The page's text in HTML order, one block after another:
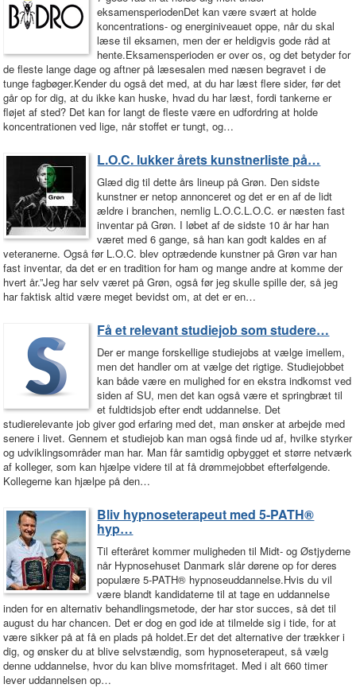
eksamensperiodenDet kan være svært at holde
koncentrations- og energiniveauet oppe, når du skal
læse til eksamen, men der er heldigvis gode råd at
hente.Eksamensperioden er over os, og det betyder for
de fleste lange dage og aftner på læsesalen med næsen begravet i de
tunge fagbøger.Kender du også det med, at du har læst flere sider, før det
går op for dig, at du ikke kan huske, hvad du har læst, fordi tankerne er
fløjet af sted? Det kan for langt de fleste være en udfordring at holde
koncentrationen ved lige, når stoffet er tungt, og…
L.O.C. lukker årets kunstnerliste på…
Glæd dig til dette års lineup på Grøn. Den sidste
kunstner er netop annonceret og det er en af de lidt
ældre i branchen, nemlig L.O.C.L.O.C. er næsten fast
inventar på Grøn. I løbet af de sidste 10 år har han
været med 6 gange, så han kan godt kaldes en af
veteranerne. Også før L.O.C. blev optrædende kunstner på Grøn var han
fast inventar, da det er en tradition for ham og mange andre at komme der
hvert år.”Jeg har selv været på Grøn, også før jeg skulle spille der, så jeg
har faktisk altid være meget bevidst om, at det er en…
Få et relevant studiejob som studere…
Der er mange forskellige studiejobs at vælge imellem,
men det handler om at vælge det rigtige. Studiejobbet
kan både være en mulighed for en ekstra indkomst ved
siden af SU, men det kan også være et springbræt til
et fuldtidsjob efter endt uddannelse. Det
studierelevante job giver god erfaring med det, man ønsker at arbejde med
senere i livet. Gennem et studiejob kan man også finde ud af, hvilke styrker
og udviklingsområder man har. Man får samtidig opbygget et større netværk
af kolleger, som kan hjælpe videre til at få drømmejobbet efterfølgende.
Kollegerne kan hjælpe på den…
Bliv hypnoseterapeut med 5-PATH®
hyp…
Til efteråret kommer muligheden til Midt- og Østjyderne
når Hypnosehuset Danmark slår dørene op for deres
populære 5-PATH® hypnoseuddannelse.Hvis du vil
være blandt kandidaterne til at tage en uddannelse
inden for en alternativ behandlingsmetode, der har stor succes, så det til
august du har chancen. Det er dog en god ide at tilmelde sig i tide, for at
være sikker på at få en plads på holdet.Er det det alternative der trækker i
dig, og ønsker du at blive selvstændig, som hypnoseterapeut, så vælg
denne uddannelse, hvor du kan blive momsfritaget. Med i alt 660 timer
lever uddannelsen op…